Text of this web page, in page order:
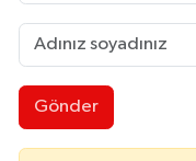
Gönder